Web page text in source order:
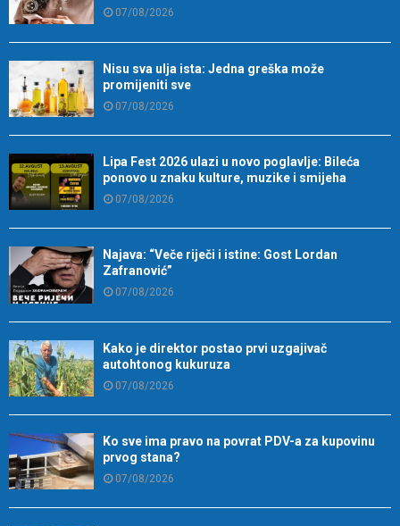
07/08/2026
Nisu sva ulja ista: Jedna greška može
promijeniti sve
07/08/2026
Lipa Fest 2026 ulazi u novo poglavlje: Bileća
ponovo u znaku kulture, muzike i smijeha
07/08/2026
Najava: “Veče riječi i istine: Gost Lordan
Zafranović”
07/08/2026
Kako je direktor postao prvi uzgajivač
autohtonog kukuruza
07/08/2026
Ko sve ima pravo na povrat PDV-a za kupovinu
prvog stana?
07/08/2026